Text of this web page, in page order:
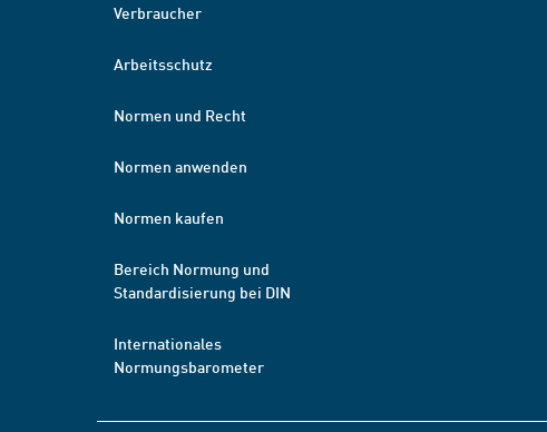
Verbraucher
Arbeitsschutz
Normen und Recht
Normen anwenden
Normen kaufen
Bereich Normung und
Standardisierung bei DIN
Internationales
Normungsbarometer